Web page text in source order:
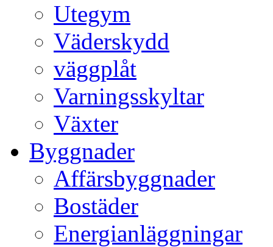
Utegym
Väderskydd
väggplåt
Varningsskyltar
Växter
Byggnader
Affärsbyggnader
Bostäder
Energianläggningar